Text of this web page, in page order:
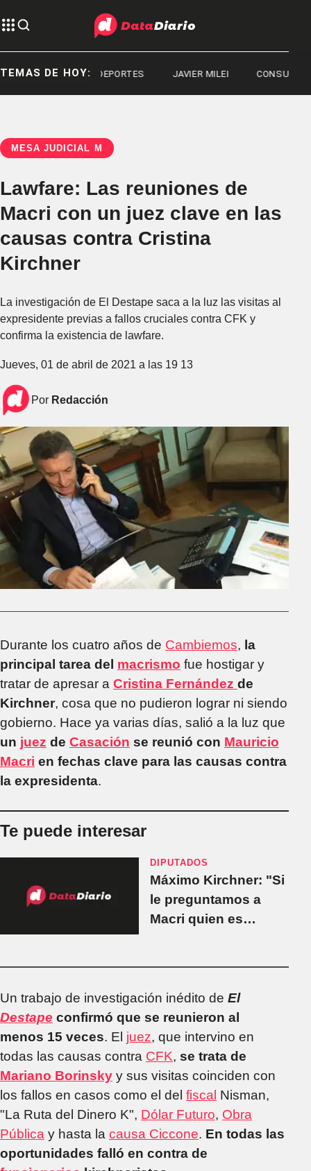
TEMAS DE HOY:DEPORTES JAVIER MILEI CONSUMO
MESA JUDICIAL M
Lawfare: Las reuniones de
Macri con un juez clave en las
causas contra Cristina
Kirchner
La investigación de El Destape saca a la luz las visitas al
expresidente previas a fallos cruciales contra CFK y
confirma la existencia de lawfare.
Jueves, 01 de abril de 2021 a las 19 13
Por Redacción
Durante los cuatro años de Cambiemos, la
principal tarea del macrismo fue hostigar y
tratar de apresar a Cristina Fernández de
Kirchner, cosa que no pudieron lograr ni siendo
gobierno. Hace ya varias días, salió a la luz que
un juez de Casación se reunió con Mauricio
Macri en fechas clave para las causas contra
la expresidenta.
Te puede interesar
DIPUTADOS
Máximo Kirchner: "Si
le preguntamos a
Macri quien es
Un trabajo de investigación inédito de El
Destape confirmó que se reunieron al
menos 15 veces. El juez, que intervino en
todas las causas contra CFK, se trata de
Mariano Borinsky y sus visitas coinciden con
los fallos en casos como el del fiscal Nisman,
"La Ruta del Dinero K", Dólar Futuro, Obra
Pública y hasta la causa Ciccone. En todas las
oportunidades falló en contra de